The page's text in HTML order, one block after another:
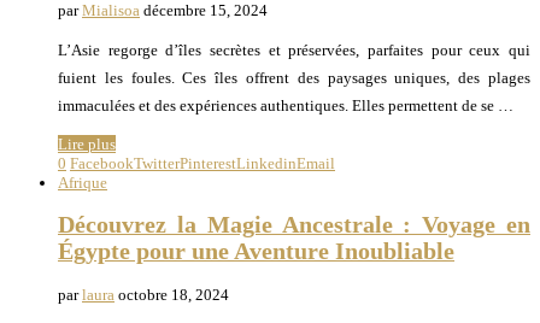
parMialisoa décembre 15, 2024
L’Asie regorge d’îles secrètes et préservées, parfaites pour ceux qui
fuient les foules. Ces îles offrent des paysages uniques, des plages
immaculées et des expériences authentiques. Elles permettent de se …
Lire plus
0 FacebookTwitterPinterestLinkedinEmail
Afrique
Découvrez la Magie Ancestrale : Voyage en
Égypte pour une Aventure Inoubliable
parlaura octobre 18, 2024